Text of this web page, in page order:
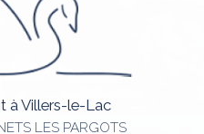
à Villers-le-Lac
LES PARGOTS